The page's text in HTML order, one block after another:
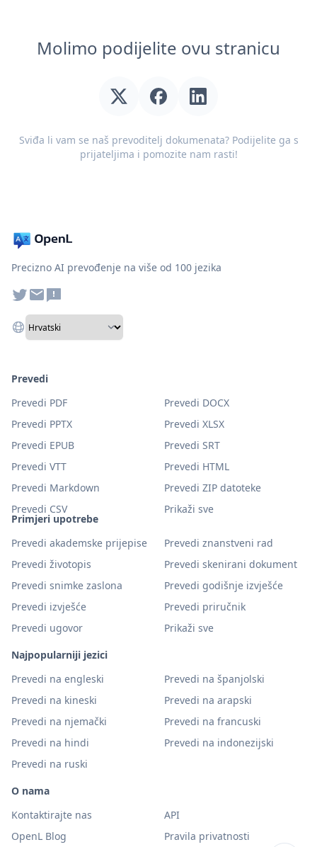
Molimo podijelite ovu stranicu
Sviđa li vam se naš prevoditelj dokumenata? Podijelite ga s
prijateljima i pomozite nam rasti!
Precizno AI prevođenje na više od 100 jezika
Primjeri upotrebe
Prevedi akademske prijepise
Prevedi znanstveni rad
Prevedi životopis
Prevedi skenirani dokument
Prevedi snimke zaslona
Prevedi godišnje izvješće
Prevedi izvješće
Prevedi priručnik
Prevedi ugovor
Prikaži sve
Najpopularniji jezici
Prevedi na engleski
Prevedi na španjolski
Prevedi na kineski
Prevedi na arapski
Prevedi na njemački
Prevedi na francuski
Prevedi na hindi
Prevedi na indonezijski
Prevedi na ruski
Prevedi
Prevedi PDF
Prevedi DOCX
Prevedi PPTX
Prevedi XLSX
Prevedi EPUB
Prevedi SRT
Prevedi VTT
Prevedi HTML
Prevedi Markdown
Prevedi ZIP datoteke
Prevedi CSV
Prikaži sve
O nama
Kontaktirajte nas
API
OpenL Blog
Pravila privatnosti